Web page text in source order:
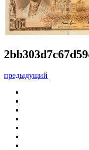
предыдущий